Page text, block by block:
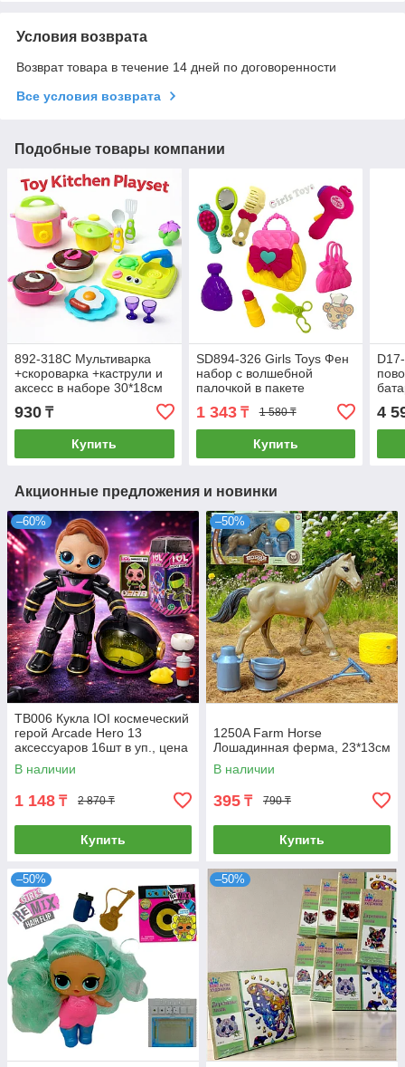
Условия возврата
Возврат товара в течение 14 дней по договоренности
Все условия возврата
Подобные товары компании
892-318С Мультиварка
+скороварка +каструли и
аксесс в наборе 30*18см
930 ₸
Купить
SD894-326 Girls Toys Фен
набор с волшебной
палочкой в пакете
1 343₸ 1 580 ₸
Купить
4
Акционные предложения и новинки
–60%
TB006 Кукла IOI космеческий
герой Arcade Hero 13
аксессуаров 16шт в уп., цена
за 1шт
В наличии
1 148 ₸ 2 870 ₸
Купить
–50%
1250A Farm Horse
Лошадинная ферма, 23*13см
В наличии
395 ₸ 790 ₸
Купить
–50% –50%